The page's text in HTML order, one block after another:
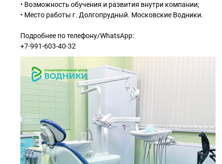
• Возможность обучения и развития внутри компании;
• Место работы г. Долгопрудный. Московские Водники.
Подробнее по телефону/WhatsApp:
+7-991-603-40-32